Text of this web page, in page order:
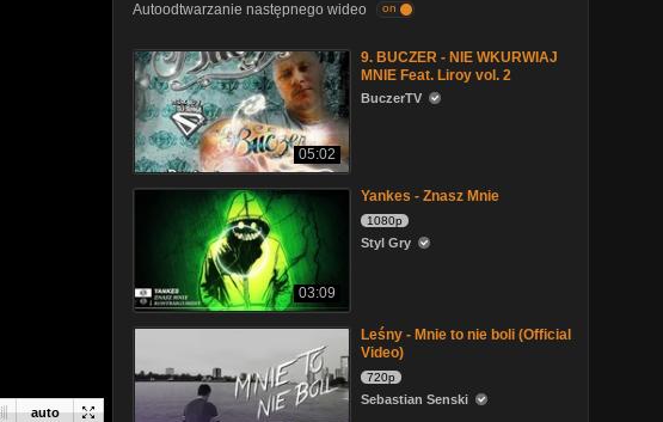
auto
Autoodtwarzanie następnego wideo on
05:02
9. BUCZER - NIE WKURWIAJ
MNIE Feat. Liroy vol. 2
BuczerTV
03:09
Yankes - Znasz Mnie
1080p
Styl Gry
Leśny - Mnie to nie boli (Official
Video)
720p
Sebastian Senski